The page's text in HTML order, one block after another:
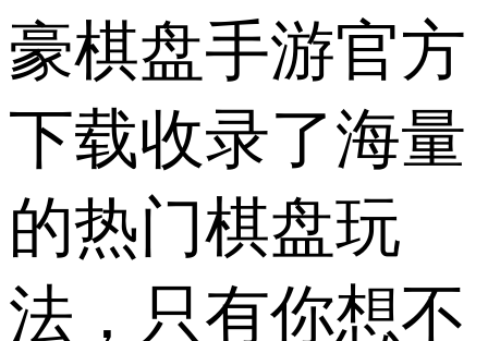
豪棋盘手游官方
下载收录了海量
的热门棋盘玩
法，只有你想不